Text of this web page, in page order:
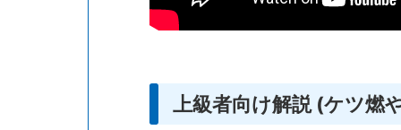
上級者向け解説 (ケツ燃